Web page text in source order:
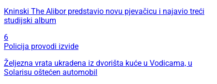
Kninski The Alibor predstavio novu pjevačicu i najavio treći
studijski album
6
Policija provodi izvide
Željezna vrata ukradena iz dvorišta kuće u Vodicama, u
Solarisu oštećen automobil